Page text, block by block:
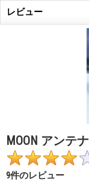
レビュー
MOON アンテ
9件のレビュー